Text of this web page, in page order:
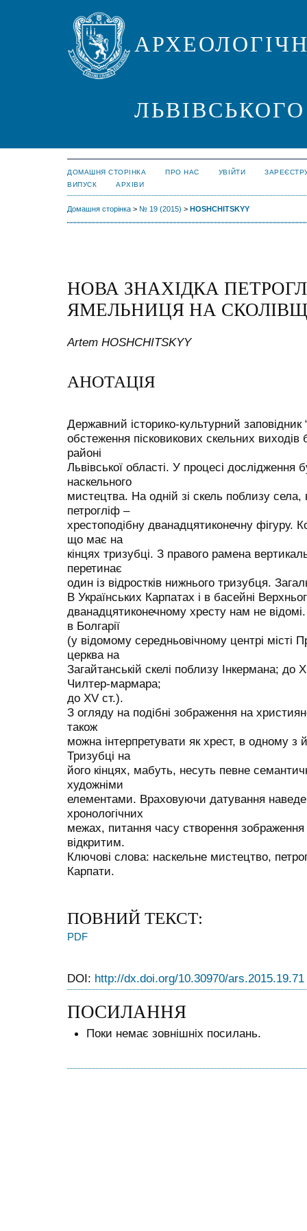
ДОМАШНЯ СТОРІНКА ПРО НАС УВІЙТИ
ВИПУСК
АРХІВИ
Домашня сторінка > № 19 (2015) > HOSHCHITSKYY
НОВА ЗНАХІДКА
ЯМЕЛЬНИЦЯ НА
Artem HOSHCHITSKYY
АНОТАЦІЯ
Державний історико-культурний
обстеження пісковикових скельних
районі
Львівської області. У процесі дослідження
наскельного
мистецтва. На одній зі скель поблизу
петрогліф –
хрестоподібну дванадцятиконечну фігуру.
що має на
кінцях тризубці. З правого рамена
перетинає
один із відростків нижнього тризубця.
В Українських Карпатах і в басейні
дванадцятиконечному хресту нам не
в Болгарії
(у відомому середньовічному центрі місті
церква на
Загайтанській скелі поблизу Інкермана; до
Чилтер-мармара;
до XV ст.).
З огляду на подібні зображення на
також
можна інтерпретувати як хрест, в одному з
Тризубці на
його кінцях, мабуть, несуть певне
художніми
елементами. Враховуючи датування
хронологічних
межах, питання часу створення
відкритим.
Ключові слова: наскельне мистецтво,
Карпати.
ПОВНИЙ ТЕКСТ:
PDF
DOI: http://dx.doi.org/10.30970/ars.2015.19.71
ПОСИЛАННЯ
Поки немає зовнішніх посилань.